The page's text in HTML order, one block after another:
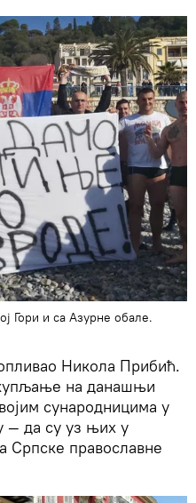
Гори и са Азурне обале.
Никола Прибић.
на данашњи
сународницима у
— да су уз њих у
Српске православне